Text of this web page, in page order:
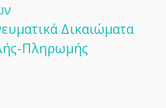
Δικαιώματα
Πληρωμής